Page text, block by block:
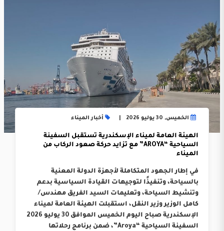
الخميس, 30 يوليو 2026 أخبار الميناء
الهيئة العامة لميناء الإسكندرية تستقبل السفينة
السياحية “AROYA” مع تزايد حركة صعود الركاب من
الميناء
في إطار الجهود المتكاملة لأجهزة الدولة المعنية
بالسياحة، وتنفيذًا لتوجيهات القيادة السياسية بدعم
وتنشيط السياحة، وتعليمات السيد الفريق مهندس/
كامل الوزير وزير النقل، استقبلت الهيئة العامة لميناء
الإسكندرية صباح اليوم الخميس الموافق 30 يوليو 2026
السفينة السياحية “Aroya”، ضمن برنامج رحلاتها